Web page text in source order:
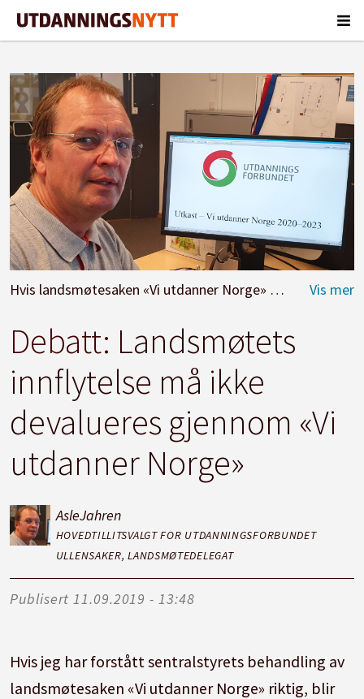
Hvis landsmøtesaken «Vi utdanner Norge» munner ut i en prosatekst uten handlingspunkter, er Asle Jahren bekymret for at bestillingene får mindre styrke. Foto: Privat.
Debatt: Landsmøtets
innflytelse må ikke
devalueres gjennom «Vi
utdanner Norge»
AsleJahren
HOVEDTILLITSVALGT FOR UTDANNINGSFORBUNDET
ULLENSAKER, LANDSMØTEDELEGAT
Publisert 11.09.2019 - 13:48
Hvis jeg har forstått sentralstyrets behandling av
landsmøtesaken «Vi utdanner Norge» riktig, blir